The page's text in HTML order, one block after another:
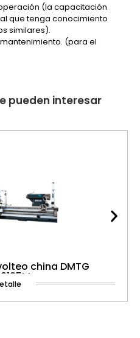
(la capacitación
que tenga conocimiento
similares).
(para el
pueden interesar
china DMTG